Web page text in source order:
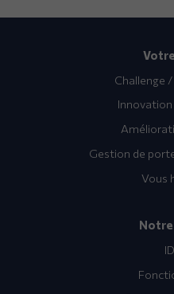
Challenge
Gestion de
Vous